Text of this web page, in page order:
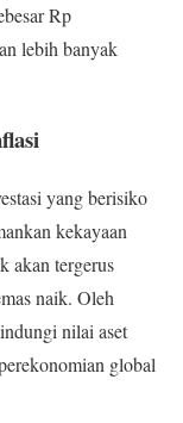
Rp
lebih banyak
yang berisiko
kekayaan
akan tergerus
naik. Oleh
nilai aset
global